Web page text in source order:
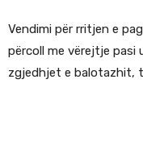
Vendimi për rritjen e
përcoll me vërejtje pasi
zgjedhjet e balotazhit,